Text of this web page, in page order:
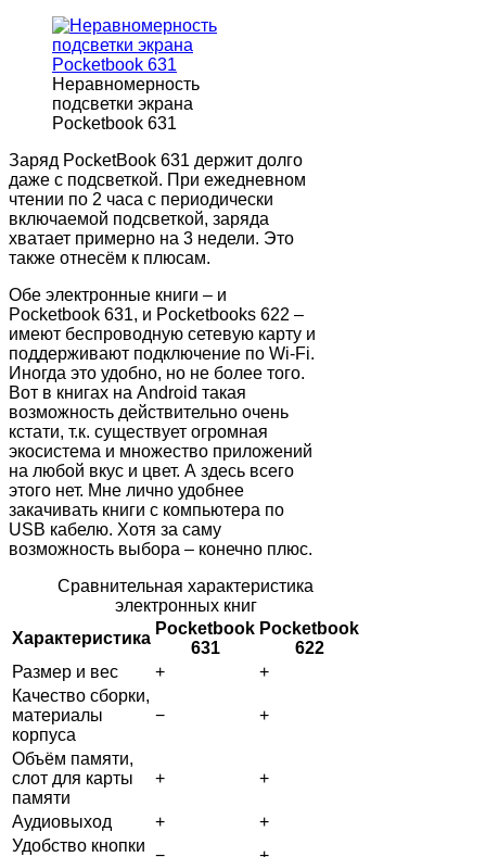
Неравномерность
подсветки экрана
Pocketbook 631
Заряд PocketBook 631 держит долго
даже с подсветкой. При ежедневном
чтении по 2 часа с периодически
включаемой подсветкой, заряда
хватает примерно на 3 недели. Это
также отнесём к плюсам.
Обе электронные книги – и
Pocketbook 631, и Pocketbooks 622 –
имеют беспроводную сетевую карту и
поддерживают подключение по Wi-Fi.
Иногда это удобно, но не более того.
Вот в книгах на Android такая
возможность действительно очень
кстати, т.к. существует огромная
экосистема и множество приложений
на любой вкус и цвет. А здесь всего
этого нет. Мне лично удобнее
закачивать книги с компьютера по
USB кабелю. Хотя за саму
возможность выбора – конечно плюс.
Сравнительная характеристика
электронных книг
Характеристика
Pocketbook
631
Pocketbook
622
Размер и вес
+
+
Качество сборки,
материалы
корпуса
− +
Объём памяти,
слот для карты
памяти
+ +
Аудиовыход +
+
Удобство кнопки